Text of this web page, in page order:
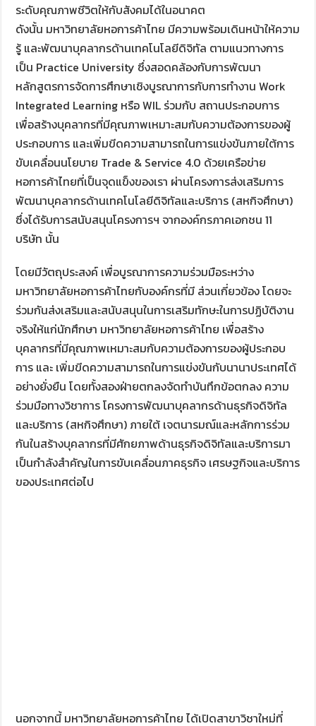
ระดับคุณภาพชีวิตให้กับสังคมได้ในอนาคต
ดังนั้น มหาวิทยาลัยหอการค้าไทย มีความพร้อมเดินหน้าให้ความ
รู้ และพัฒนาบุคลากรด้านเทคโนโลยีดิจิทัล ตามแนวทางการ
เป็น Practice University ซึ่งสอดคล้องกับการพัฒนา
หลักสูตรการจัดการศึกษาเชิงบูรณาการกับการทำงาน Work
Integrated Learning หรือ WIL ร่วมกับ สถานประกอบการ
เพื่อสร้างบุคลากรที่มีคุณภาพเหมาะสมกับความต้องการของผู้
ประกอบการ และเพิ่มขีดความสามารถในการแข่งขันภายใต้การ
ขับเคลื่อนนโยบาย Trade & Service 4.0 ด้วยเครือข่าย
หอการค้าไทยที่เป็นจุดแข็งของเรา ผ่านโครงการส่งเสริมการ
พัฒนาบุคลากรด้านเทคโนโลยีดิจิทัลและบริการ (สหกิจศึกษา)
ซึ่งได้รับการสนับสนุนโครงการฯ จากองค์กรภาคเอกชน 11
บริษัท นั้น
โดยมีวัตถุประสงค์ เพื่อบูรณาการความร่วมมือระหว่าง
มหาวิทยาลัยหอการค้าไทยกับองค์กรที่มี ส่วนเกี่ยวข้อง โดยจะ
ร่วมกันส่งเสริมและสนับสนุนในการเสริมทักษะในการปฏิบัติงาน
จริงให้แก่นักศึกษา มหาวิทยาลัยหอการค้าไทย เพื่อสร้าง
บุคลากรที่มีคุณภาพเหมาะสมกับความต้องการของผู้ประกอบ
การ และ เพิ่มขีดความสามารถในการแข่งขันกับนานาประเทศได้
อย่างยั่งยืน โดยทั้งสองฝ่ายตกลงจัดทำบันทึกข้อตกลง ความ
ร่วมมือทางวิชาการ โครงการพัฒนาบุคลากรด้านธุรกิจดิจิทัล
และบริการ (สหกิจศึกษา) ภายใต้ เจตนารมณ์และหลักการร่วม
กันในสร้างบุคลากรที่มีศักยภาพด้านธุรกิจดิจิทัลและบริการมา
เป็นกำลังสำคัญในการขับเคลื่อนภาคธุรกิจ เศรษฐกิจและบริการ
ของประเทศต่อไป
นอกจากนี้ มหาวิทยาลัยหอการค้าไทย ได้เปิดสาขาวิชาใหม่ที่